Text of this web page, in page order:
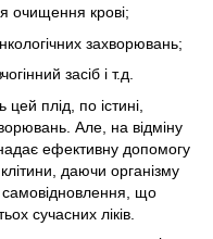
очищення крові;
захворювань;
засіб і т.д.
плід, по істині,
Але, на відміну
надає ефективну допомогу
даючи організму
самовідновлення, що
сучасних ліків.